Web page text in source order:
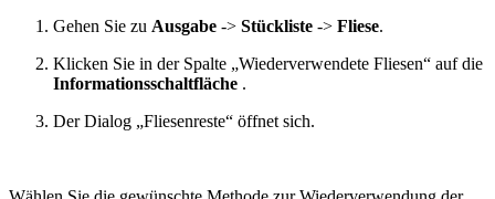
Gehen Sie zu Ausgabe -> Stückliste -> Fliese.
Klicken Sie in der Spalte „Wiederverwendete Fliesen“ auf die
Informationsschaltfläche .
Der Dialog „Fliesenreste“ öffnet sich.